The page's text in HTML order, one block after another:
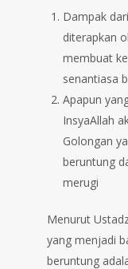
Dampak
diterapkan
membuat
senantiasa
Apapun
InsyaAllah
Golongan
beruntung
merugi
Menurut
yang menjadi
beruntung